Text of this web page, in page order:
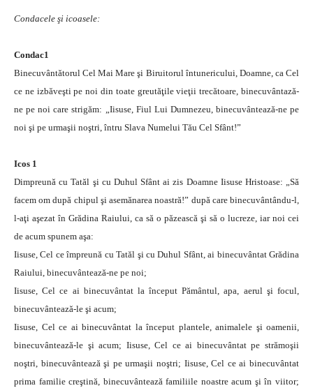
Condacele şi icoasele:
Condac1
Binecuvântătorul Cel Mai Mare şi Biruitorul întunericului, Doamne, ca Cel
ce ne izbăveşti pe noi din toate greutăţile vieţii trecătoare, binecuvântază-
ne pe noi care strigăm: „Iisuse, Fiul Lui Dumnezeu, binecuvântează-ne pe
noi şi pe urmaşii noştri, întru Slava Numelui Tău Cel Sfânt!”
Icos 1
Dimpreună cu Tatăl şi cu Duhul Sfânt ai zis Doamne Iisuse Hristoase: „Să
facem om după chipul şi asemănarea noastră!” după care binecuvântându-l,
l-aţi aşezat în Grădina Raiului, ca să o păzească şi să o lucreze, iar noi cei
de acum spunem aşa:
Iisuse, Cel ce împreună cu Tatăl şi cu Duhul Sfânt, ai binecuvântat Grădina
Raiului, binecuvântează-ne pe noi;
Iisuse, Cel ce ai binecuvântat la început Pământul, apa, aerul şi focul,
binecuvântează-le şi acum;
Iisuse, Cel ce ai binecuvântat la început plantele, animalele şi oamenii,
binecuvântează-le şi acum; Iisuse, Cel ce ai binecuvântat pe strămoşii
noştri, binecuvântează şi pe urmaşii noştri; Iisuse, Cel ce ai binecuvântat
prima familie creştină, binecuvântează familiile noastre acum şi în viitor;